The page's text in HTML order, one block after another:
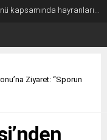
Tuğba Ünal, Dünya Sarılma Günü kapsamında hayranlarıyla buluştu
Ziyaret: “Sporun